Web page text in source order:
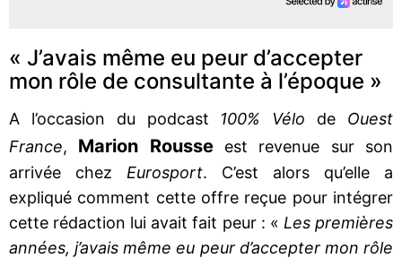
« J’avais même eu peur d’accepter
mon rôle de consultante à l’époque »
A l’occasion du podcast 100% Vélo de Ouest
France, Marion Rousseest revenue sur son
arrivée chez Eurosport. C’est alors qu’elle a
expliqué comment cette offre reçue pour intégrer
cette rédaction lui avait fait peur : « Les premières
années, j’avais même eu peur d’accepter mon rôle